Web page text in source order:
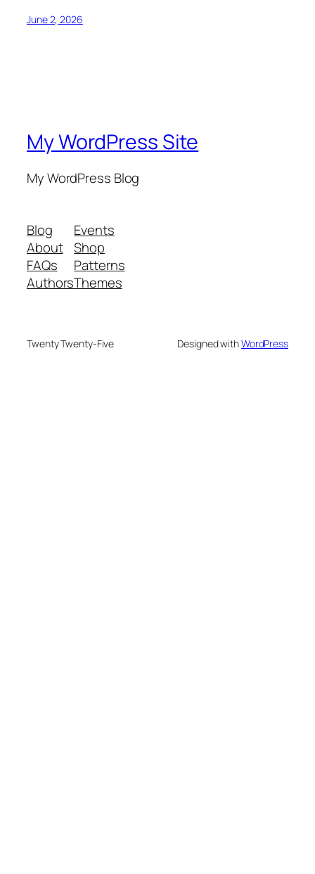
June 2, 2026
My WordPress Site
My WordPress Blog
Blog
About
FAQs
Authors
Events
Shop
Patterns
Themes
Twenty Twenty-Five Designed withWordPress